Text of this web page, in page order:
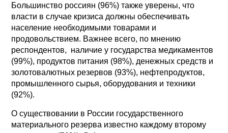
Большинство россиян (96%) также уверены, что
власти в случае кризиса должны обеспечивать
население необходимыми товарами и
продовольствием. Важнее всего, по мнению
респондентов, наличие у государства медикаментов
(99%), продуктов питания (98%), денежных средств и
золотовалютных резервов (93%), нефтепродуктов,
промышленного сырья, оборудования и техники
(92%).
О существовании в России государственного
материального резерва известно каждому второму